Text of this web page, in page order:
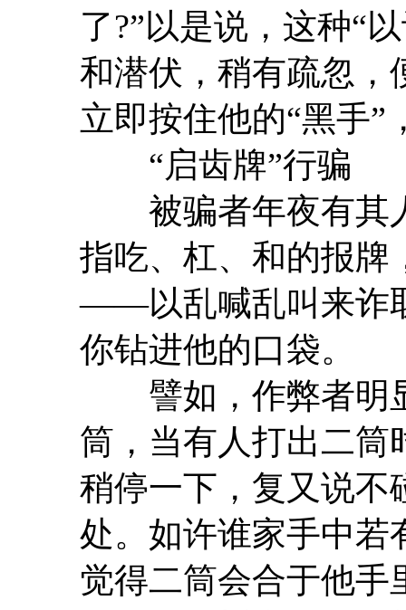
了?”以是说，这种“
和潜伏，稍有疏忽，
立即按住他的“黑手”
“启齿牌”行骗
被骗者年夜有其人
指吃、杠、和的报牌
――以乱喊乱叫来诈
你钻进他的口袋。
譬如，作弊者明
筒，当有人打出二筒
稍停一下，复又说不
处。如许谁家手中若
觉得二筒会合于他手